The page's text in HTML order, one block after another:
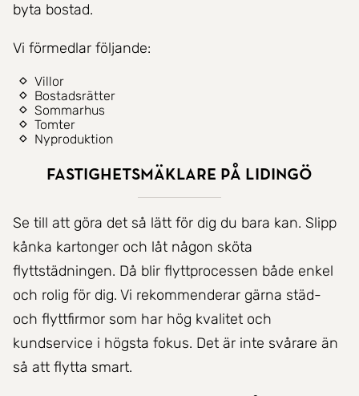
byta bostad.
Vi förmedlar följande:
Villor
Bostadsrätter
Sommarhus
Tomter
Nyproduktion
Fastighetsmäklare på Lidingö
Se till att göra det så lätt för dig du bara kan. Slipp
kånka kartonger och låt någon sköta
flyttstädningen. Då blir flyttprocessen både enkel
och rolig för dig. Vi rekommenderar gärna städ-
och flyttfirmor som har hög kvalitet och
kundservice i högsta fokus. Det är inte svårare än
så att flytta smart.